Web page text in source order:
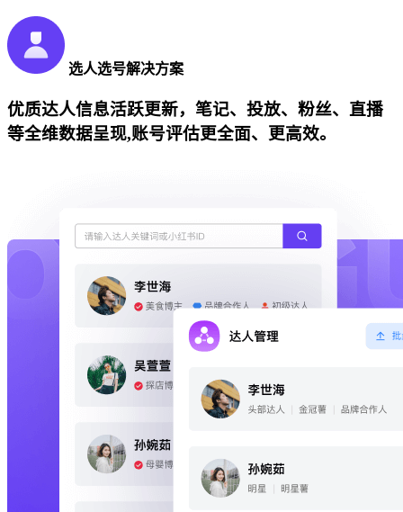
选人选号解决方案
优质达人信息活跃更新，笔记、投放、粉丝、直播
等全维数据呈现,账号评估更全面、更高效。